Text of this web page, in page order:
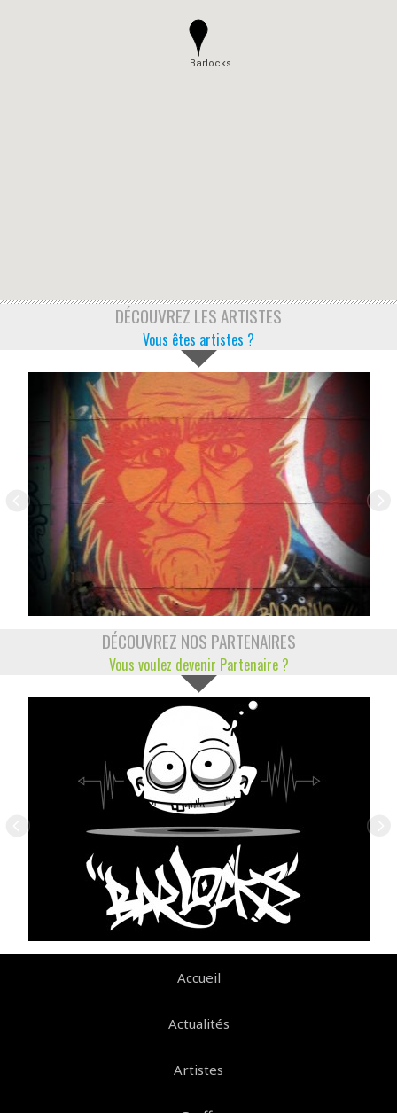
Barlocks
DÉCOUVREZ LES ARTISTES
Vous êtes artistes ?
DÉCOUVREZ NOS PARTENAIRES
Vous voulez devenir Partenaire ?
Accueil
Actualités
Artistes